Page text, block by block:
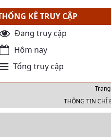
KÊ TRUY CẬP
Đang truy cập
Hôm nay
Tổng truy cập
THÔNG TIN CHỈ